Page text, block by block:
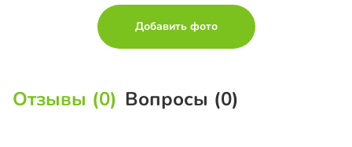
Добавить фото
Отзывы (0) Вопросы (0)